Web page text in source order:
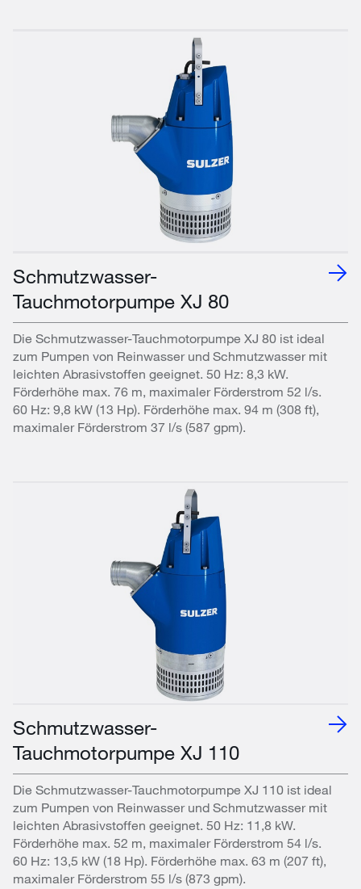
Schmutzwasser-
Tauchmotorpumpe XJ 80
Die Schmutzwasser-Tauchmotorpumpe XJ 80 ist ideal
zum Pumpen von Reinwasser und Schmutzwasser mit
leichten Abrasivstoffen geeignet. 50 Hz: 8,3 kW.
Förderhöhe max. 76 m, maximaler Förderstrom 52 l/s.
60 Hz: 9,8 kW (13 Hp). Förderhöhe max. 94 m (308 ft),
maximaler Förderstrom 37 l/s (587 gpm).
Schmutzwasser-
Tauchmotorpumpe XJ 110
Die Schmutzwasser-Tauchmotorpumpe XJ 110 ist ideal
zum Pumpen von Reinwasser und Schmutzwasser mit
leichten Abrasivstoffen geeignet. 50 Hz: 11,8 kW.
Förderhöhe max. 52 m, maximaler Förderstrom 54 l/s.
60 Hz: 13,5 kW (18 Hp). Förderhöhe max. 63 m (207 ft),
maximaler Förderstrom 55 l/s (873 gpm).